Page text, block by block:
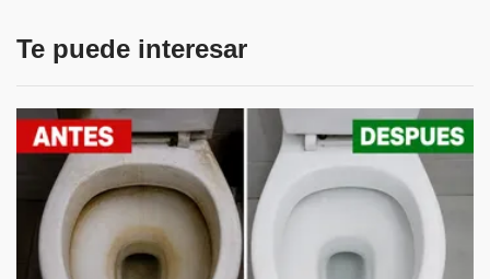
Te puede interesar